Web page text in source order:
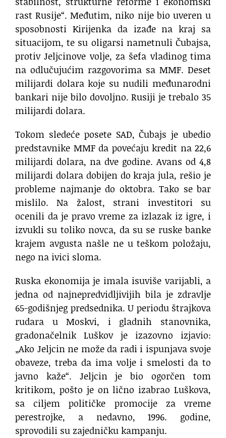
rast Rusije“. Međutim, niko nije bio uveren u
sposobnosti Kirijenka da izađe na kraj sa
situacijom, te su oligarsi nametnuli Čubajsa,
protiv Jeljcinove volje, za šefa vladinog tima
na odlučujućim razgovorima sa MMF. Deset
milijardi dolara koje su nudili međunarodni
bankari nije bilo dovoljno. Rusiji je trebalo 35
milijardi dolara.
Tokom sledeće posete SAD, Čubajs je ubedio
predstavnike MMF da povećaju kredit na 22,6
milijardi dolara, na dve godine. Avans od 4,8
milijardi dolara dobijen do kraja jula, rešio je
probleme najmanje do oktobra. Tako se bar
mislilo. Na žalost, strani investitori su
ocenili da je pravo vreme za izlazak iz igre, i
izvukli su toliko novca, da su se ruske banke
krajem avgusta našle ne u teškom položaju,
nego na ivici sloma.
Ruska ekonomija je imala isuviše varijabli, a
jedna od najnepredvidljivijih bila je zdravlje
65-godišnjeg predsednika. U periodu štrajkova
rudara u Moskvi, i gladnih stanovnika,
gradonačelnik Luškov je izazovno izjavio:
„Ako Jeljcin ne može da radi i ispunjava svoje
obaveze, treba da ima volje i smelosti da to
javno kaže“. Jeljcin je bio ogorčen tom
kritikom, pošto je on lično izabrao Luškova,
sa ciljem političke promocije za vreme
perestrojke, a nedavno, 1996. godine,
sprovodili su zajedničku kampanju.